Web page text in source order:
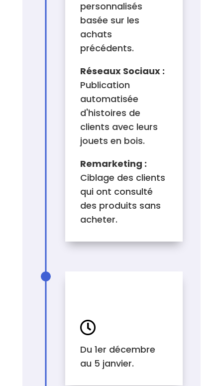
personnalisés
basée sur les
achats
précédents.
Réseaux Sociaux :
Publication
automatisée
d'histoires de
clients avec leurs
jouets en bois.
Remarketing :
Ciblage des clients
qui ont consulté
des produits sans
acheter.

Du 1er décembre
au 5 janvier.